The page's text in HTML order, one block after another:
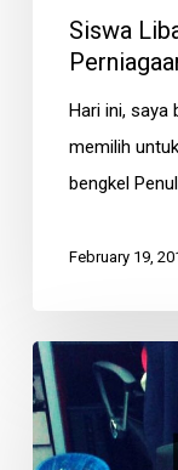
Siswa
Hari ini, saya
memilih
bengkel
February 19,
Belum
Konvo
Sudah